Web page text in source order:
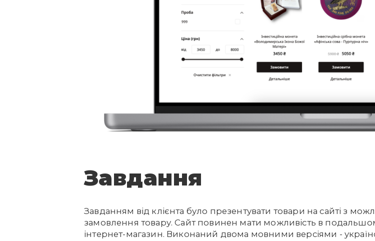
Завдання
Завданням від клієнта було презентувати товари на сайті з
замовлення товару. Сайт повинен мати можливість в
інтернет-магазин. Виконаний двома мовними версіями -